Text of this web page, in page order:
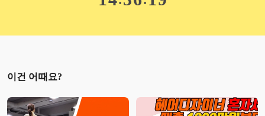
이건 어때요?